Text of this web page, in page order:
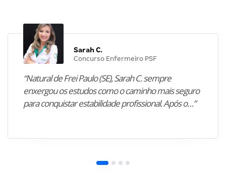
Sarah C.
Concurso Enfermeiro PSF
“Natural de Frei Paulo (SE), Sarah C. sempre
enxergou os estudos como o caminho mais seguro
para conquistar estabilidade profissional. Após o…”